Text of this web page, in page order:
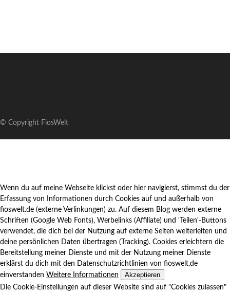
© Copyright FiosWelt
Wenn du auf meine Webseite klickst oder hier navigierst, stimmst du der
Erfassung von Informationen durch Cookies auf und außerhalb von
fioswelt.de (externe Verlinkungen) zu. Auf diesem Blog werden externe
Schriften (Google Web Fonts), Werbelinks (Affiliate) und 'Teilen'-Buttons
verwendet, die dich bei der Nutzung auf externe Seiten weiterleiten und
deine persönlichen Daten übertragen (Tracking). Cookies erleichtern die
Bereitstellung meiner Dienste und mit der Nutzung meiner Dienste
erklärst du dich mit den Datenschutzrichtlinien von fioswelt.de
einverstanden Weitere Informationen Akzeptieren
Die Cookie-Einstellungen auf dieser Website sind auf "Cookies zulassen"